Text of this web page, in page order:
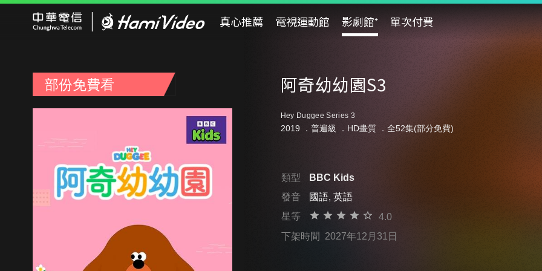
真心推薦 電視運動館 影劇館⁺ 單次付費
部份免費看 阿奇幼幼園S3
Hey Duggee Series 3
2019 ． 普遍級 ．HD畫質 ．全52集(部分免費)
類型
BBC Kids
發音
國語, 英語
星等
4.0
下架時間 2027年12月31日